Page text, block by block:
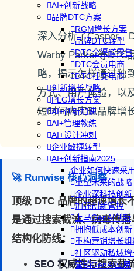
AI+创新战略
品牌DTC方案
RGM增长方案
品牌DTC转型
DTC全渠道零售
DTC会员电商
DTC社交电商
创新增长战略
PLG增长方案
AI+创新加速
AI+管理教练
AI+设计冲刺
企业敏捷转型
AI+创新指南2025
企业如何快速采
重塑未来的战略
企业深科技创新
加强创新管控
上马GenAI创新
拥抱低成本创新
重构营销增长组
社区驱动私域增
营销GenAI应用
深入分析了Casper、
Warby Parker等DTC
略，揭示怎样通过独
方式、用户体验，以
短时间内实现品牌增
🚀 Runwise 核心洞察
顶级 DTC 品牌的超速增长
是通过搜索截流、病毒传
结构化防线：
SEO 权威性与搜索截流